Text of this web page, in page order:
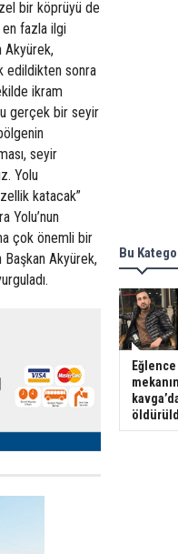
bir köprüyü de
en fazla ilgi
Akyürek,
edildikten sonra
ikram
gerçek bir seyir
seyir
Yolu
katacak”
Yolu’nun
çok önemli bir
Akyürek,
Bu
Eğlence